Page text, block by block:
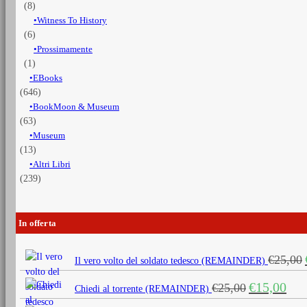
(8)
Witness To History
(6)
Prossimamente
(1)
EBooks
(646)
BookMoon & Museum
(63)
Museum
(13)
Altri Libri
(239)
In offerta
Il vero volto del soldato tedesco (REMAINDER) €25,00
Chiedi al torrente (REMAINDER) €25,00 Il
prezzo
€15,00